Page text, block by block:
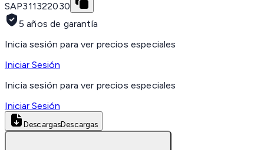
SAP311322030
5 años de garantía
Inicia sesión para ver precios especiales
Iniciar Sesión
Inicia sesión para ver precios especiales
Iniciar Sesión
DescargasDescargas